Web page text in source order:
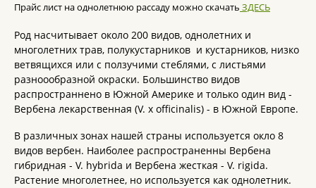
Прайс лист на однолетнюю рассаду можно скачать ЗДЕСЬ
Род насчитывает около 200 видов, однолетних и
многолетних трав, полукустарников и кустарников, низко
ветвящихся или с ползучими стеблями, с листьями
разноообразной окраски. Большинство видов
распространнено в Южной Америке и только один вид -
Вербена лекарственная (V. x officinalis) - в Южной Европе.
В различных зонах нашей страны используется окло 8
видов вербен. Наиболее распространенны Вербена
гибридная - V. hybrida и Вербена жесткая - V. rigida.
Растение многолетнее, но используется как однолетник.